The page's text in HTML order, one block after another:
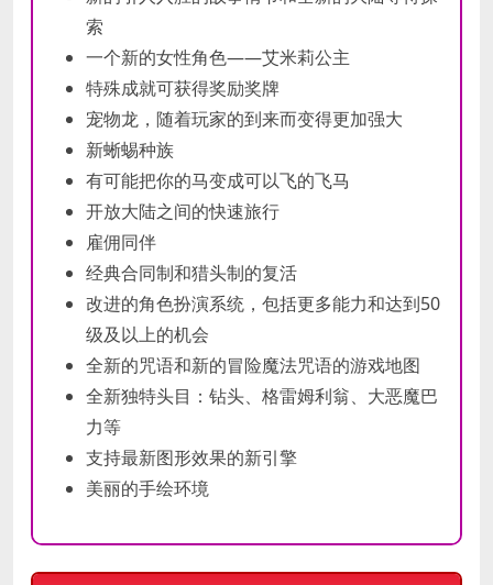
索
一个新的女性角色——艾米莉公主
特殊成就可获得奖励奖牌
宠物龙，随着玩家的到来而变得更加强大
新蜥蜴种族
有可能把你的马变成可以飞的飞马
开放大陆之间的快速旅行
雇佣同伴
经典合同制和猎头制的复活
改进的角色扮演系统，包括更多能力和达到50
级及以上的机会
全新的咒语和新的冒险魔法咒语的游戏地图
全新独特头目：钻头、格雷姆利翁、大恶魔巴
力等
支持最新图形效果的新引擎
美丽的手绘环境